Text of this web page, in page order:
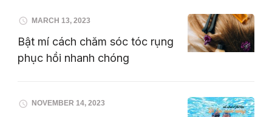
MARCH 13, 2023
Bật mí cách chăm sóc tóc rụng
phục hồi nhanh chóng
NOVEMBER 14, 2023